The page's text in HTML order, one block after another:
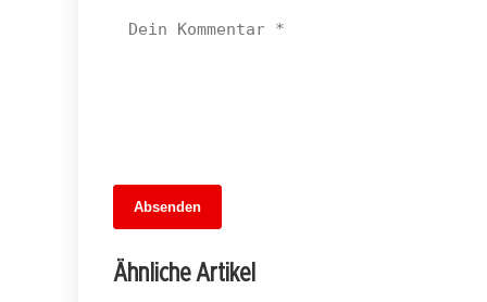
Absenden
Ähnliche Artikel
Ostdeutschland im Verkehrsstau:
Dringender Handlungsbedarf für die